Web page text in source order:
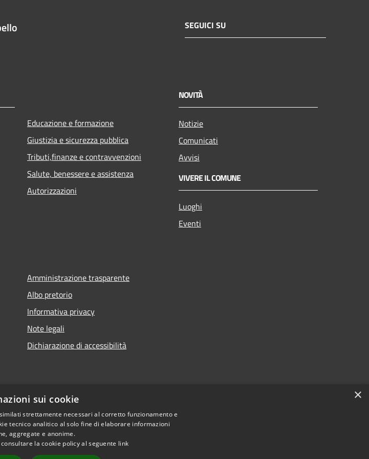
SEGUICI SU
Educazione e formazione
Giustizia e sicurezza pubblica
Tributi,finanze e contravvenzioni
Salute, benessere e assistenza
Autorizzazioni
NOVITÀ
Notizie
Comunicati
Avvisi
VIVERE IL COMUNE
Luoghi
Eventi
Amministrazione trasparente
Albo pretorio
Informativa privacy
Note legali
Dichiarazione di accessibilità
×
sui cookie
strettamente necessari al corretto funzionamento e
tecnico analitico al solo fine di elaborare informazioni
aggregate e anonime.
la cookie policy al seguente link